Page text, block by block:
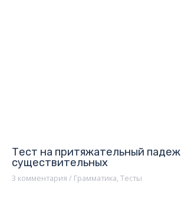
Тест на притяжательный падеж
существительных
3 комментария / Грамматика, Тесты